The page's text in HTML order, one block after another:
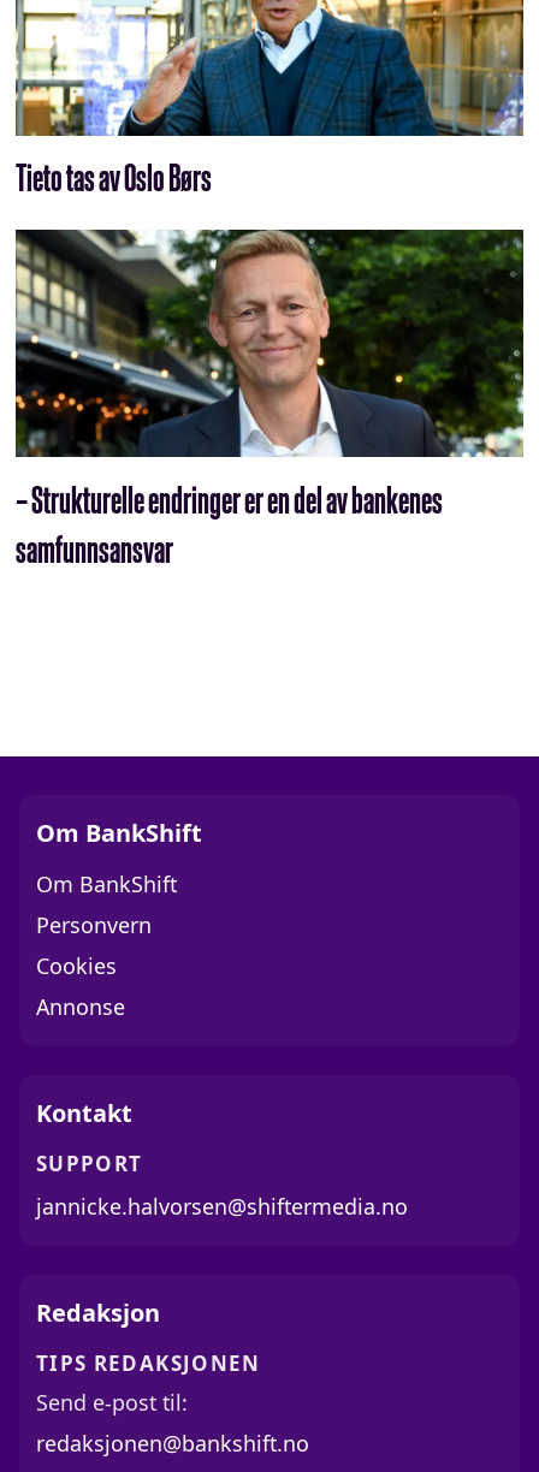
Tieto tas av Oslo Børs
– Strukturelle endringer er en del av bankenes
samfunnsansvar
Om BankShift
Om BankShift
Personvern
Cookies
Annonse
Kontakt
SUPPORT
jannicke.halvorsen@shiftermedia.no
Redaksjon
TIPS REDAKSJONEN
Send e-post til:
redaksjonen@bankshift.no